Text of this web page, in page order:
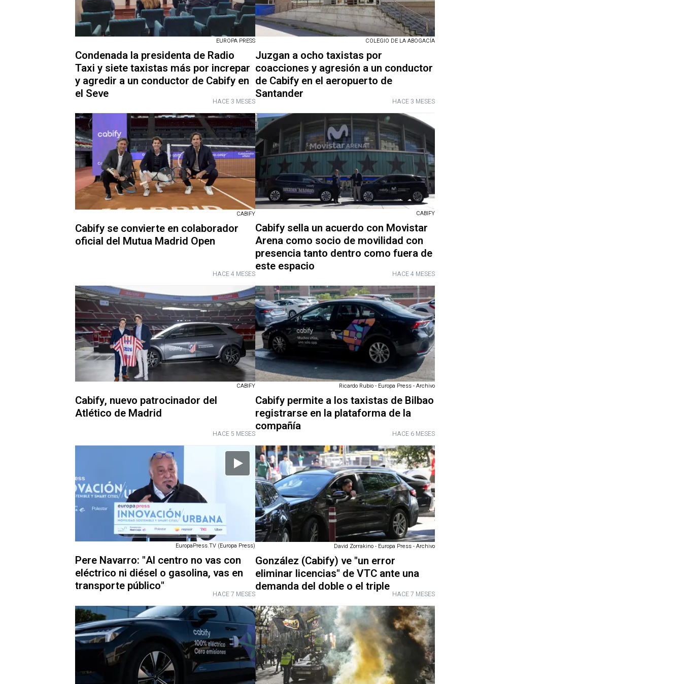
EUROPA PRESS
Condenada la presidenta de Radio
Taxi y siete taxistas más por increpar
y agredir a un conductor de Cabify en
el Seve
HACE 3 MESES
COLEGIO DE LA ABOGACÍA
Juzgan a ocho taxistas por
coacciones y agresión a un conductor
de Cabify en el aeropuerto de
Santander
HACE 3 MESES
CABIFY
Cabify se convierte en colaborador
oficial del Mutua Madrid Open
HACE 4 MESES
CABIFY
Cabify sella un acuerdo con Movistar
Arena como socio de movilidad con
presencia tanto dentro como fuera de
este espacio
HACE 4 MESES
CABIFY
Cabify, nuevo patrocinador del
Atlético de Madrid
HACE 5 MESES
Ricardo Rubio - Europa Press - Archivo
Cabify permite a los taxistas de Bilbao
registrarse en la plataforma de la
compañía
HACE 6 MESES
EuropaPress.TV (Europa Press)
Pere Navarro: "Al centro no vas con
eléctrico ni diésel o gasolina, vas en
transporte público"
HACE 7 MESES
David Zorrakino - Europa Press - Archivo
González (Cabify) ve "un error
eliminar licencias" de VTC ante una
demanda del doble o el triple HACE 7 MESES